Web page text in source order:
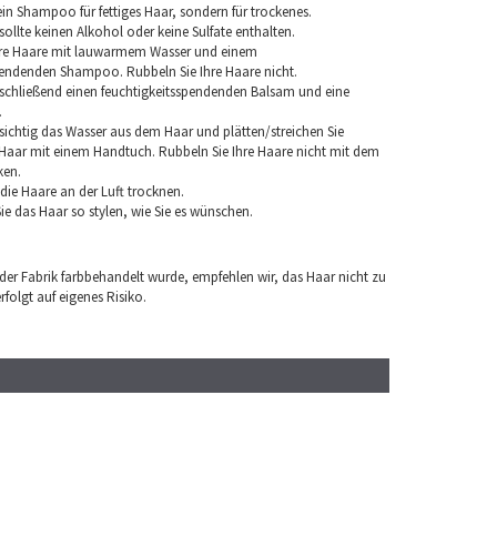
Shampoo für fettiges Haar, sondern für trockenes.
keinen Alkohol oder keine Sulfate enthalten.
Haare mit lauwarmem Wasser und einem
Shampoo. Rubbeln Sie Ihre Haare nicht.
einen feuchtigkeitsspendenden Balsam und eine
das Wasser aus dem Haar und plätten/streichen Sie
mit einem Handtuch. Rubbeln Sie Ihre Haare nicht mit dem
Haare an der Luft trocknen.
das Haar so stylen, wie Sie es wünschen.
Fabrik farbbehandelt wurde, empfehlen wir, das Haar nicht zu
auf eigenes Risiko.